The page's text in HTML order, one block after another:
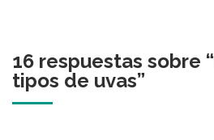
16 respuestas sobre “
tipos de uvas”